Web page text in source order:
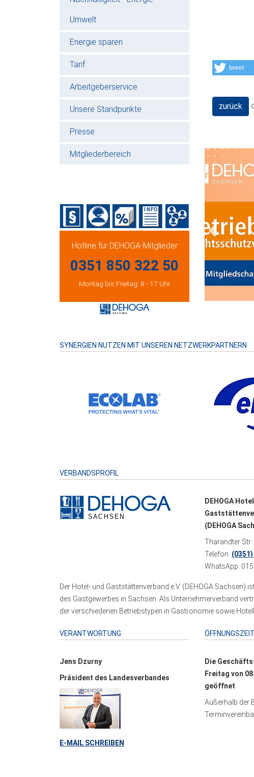
Umwelt
Energie sparen
Tarif
Arbeitgeberservice
Unsere Standpunkte
Presse
Mitgliederbereich
Hotline für DEHOGA-Mitglieder
0351 850 322 50
Montag bis Freitag: 8 - 17 Uhr
tweet
zurück
Previous
SYNERGIEN NUTZEN MIT UNSEREN NETZWERKPARTNERN
VERBANDSPROFIL
DEHOGA
(DEHOGA
Tharandter Str.
Telefon:
WhatsApp:
Der Hotel- und Gaststättenverband e.V. (DEHOGA Sachsen)
des Gastgewerbes in Sachsen. Als Unternehmerverband
der verschiedenen Betriebstypen in Gastronomie sowie
VERANTWORTUNG
Jens Dzurny
Präsident des Landesverbandes
E-MAIL SCHREIBEN
Die
Freitag von
geöffnet
Außerhalb der